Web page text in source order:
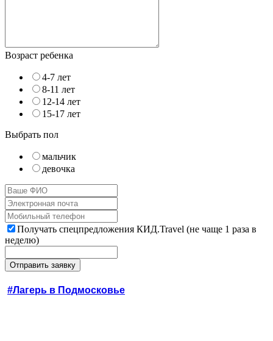
Возраст ребенка
4-7 лет
8-11 лет
12-14 лет
15-17 лет
Выбрать пол
мальчик
девочка
Получать спецпредложения КИД.Travel (не чаще 1 раза в
неделю)
#Лагерь в Подмосковье